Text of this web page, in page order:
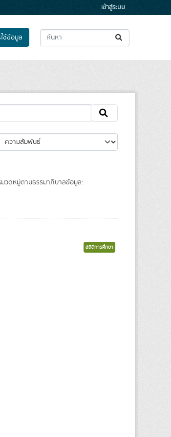
เข้าสู่ระบบ
ช้ข้อมูล
วดหมู่ตามธรรมาภิบาลข้อมูล:
สถิติการศึกษา